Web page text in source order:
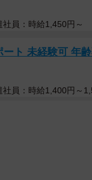
社員：時給1,450円～
ト 未経験可 年
社員：時給1,400円～